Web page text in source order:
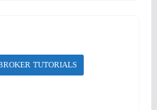
TUTORIALS